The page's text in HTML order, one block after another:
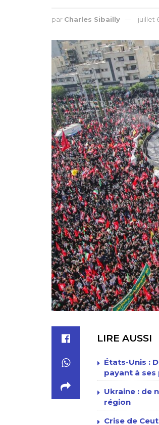
par Charles Sibailly juillet
LIRE AUSSI
États-Unis :
payant à
Ukraine : de
région
Crise de